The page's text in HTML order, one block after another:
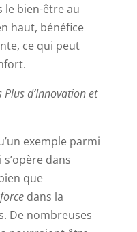
le bien-être au
haut, bénéfice
ce qui peut
d’Innovation et
exemple parmi
dans
que
dans la
De nombreuses